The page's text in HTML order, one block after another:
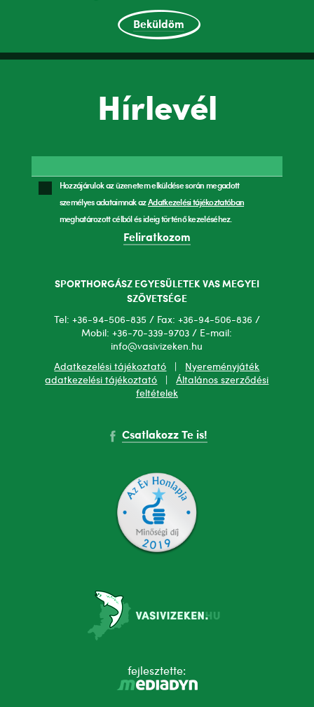
Beküldöm
Hírlevél
Hozzájárulok az üzenetem elküldése során megadott
személyes adataimnak azAdatkezelési tájékoztatóban
meghatározott célból és ideig történő kezeléséhez.
Feliratkozom
SPORTHORGÁSZ EGYESÜLETEK VAS MEGYEI
SZÖVETSÉGE
Tel: +36-94-506-835 / Fax: +36-94-506-836 /
Mobil: +36-70-339-9703 / E-mail:
info@vasivizeken.hu
Adatkezelési tájékoztató
Nyereményjáték
adatkezelési tájékoztató |Általános szerződési
feltételek
Csatlakozz Te is!
fejlesztette: